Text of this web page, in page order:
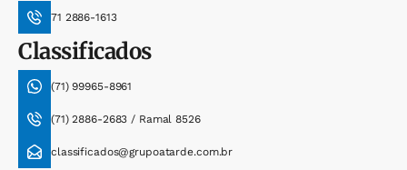
71 2886-1613
Classificados
(71) 99965-8961
(71) 2886-2683 / Ramal 8526
classificados@grupoatarde.com.br